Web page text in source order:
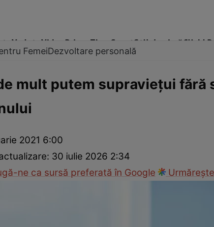
Vedete Video Prime Time SportStil de viațăClick!
FemeiDezvoltare personală
mult putem supravieţui fără
2021 6:00
30 iulie 2026 2:34
ne ca sursă preferată în Google